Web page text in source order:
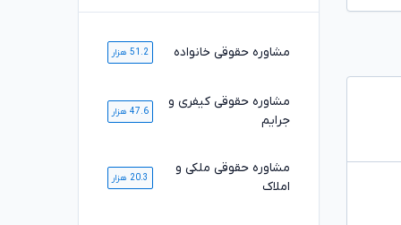
مشاوره حقوقی خانواده 51.2 هزار
مشاوره حقوقی کیفری و
جرایم
47.6 هزار
مشاوره حقوقی ملکی و
املاک
20.3 هزار